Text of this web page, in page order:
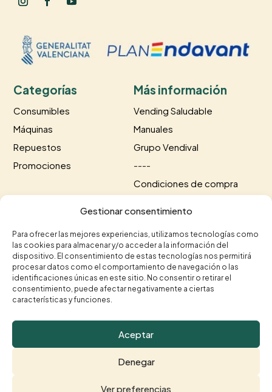
Gestionar consentimiento
Para ofrecer las mejores experiencias, utilizamos tecnologías como
las cookies para almacenar y/o acceder a la información del
dispositivo. El consentimiento de estas tecnologías nos permitirá
procesar datos como el comportamiento de navegación o las
identificaciones únicas en este sitio. No consentir o retirar el
consentimiento, puede afectar negativamente a ciertas
características y funciones.
Aceptar
Denegar
Ver preferencias
Categorías
Consumibles
Máquinas
Repuestos
Promociones
Más información
Vending Saludable
Manuales
Grupo Vendival
----
Condiciones de compra
Contacto
 +34 963 75 20 40  +34 615 35 50 96
 contacto@vendival.com
Valencia